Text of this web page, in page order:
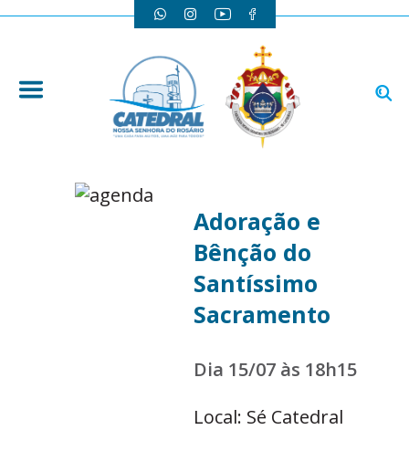
Adoração e
Bênção do
Santíssimo
Sacramento
Dia 15/07 às 18h15
Local: Sé Catedral